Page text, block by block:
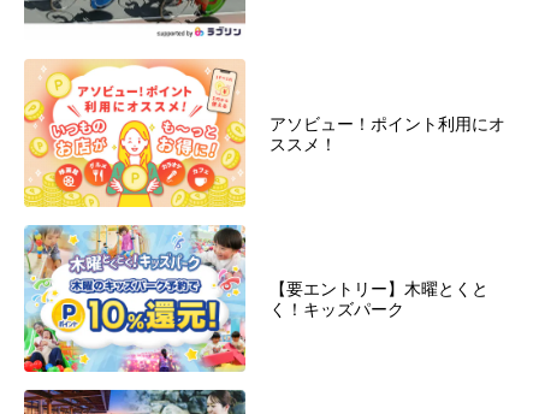
アソビュー！ポイント利用にオ
ススメ！
【要エントリー】木曜とくと
く！キッズパーク